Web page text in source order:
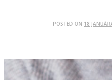
POSTED ON 18